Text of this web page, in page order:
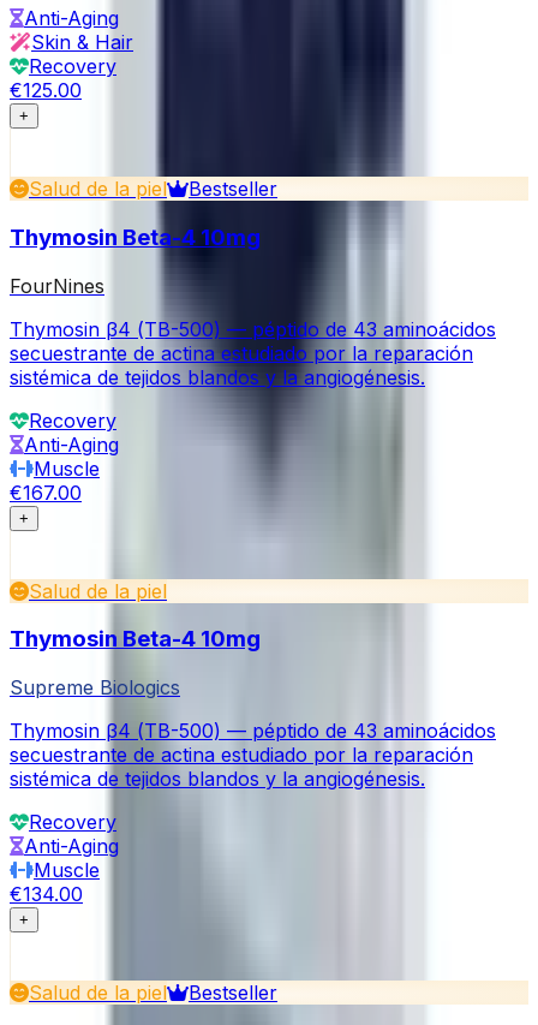
Anti-Aging
Skin & Hair
Recovery
€125.00
+
Salud de la piel Bestseller
Thymosin Beta-4 10mg
FourNines
Thymosin β4 (TB-500) — péptido de 43 aminoácidos
secuestrante de actina estudiado por la reparación
sistémica de tejidos blandos y la angiogénesis.
Recovery
Anti-Aging
Muscle
€167.00
+
Salud de la piel
Thymosin Beta-4 10mg
Supreme Biologics
Thymosin β4 (TB-500) — péptido de 43 aminoácidos
secuestrante de actina estudiado por la reparación
sistémica de tejidos blandos y la angiogénesis.
Recovery
Anti-Aging
Muscle
€134.00
+
Salud de la piel Bestseller